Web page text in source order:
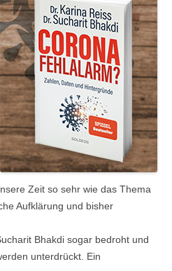
Zeit so sehr wie das Thema
Aufklärung und bisher
Bhakdi sogar bedroht und
unterdrückt. Ein